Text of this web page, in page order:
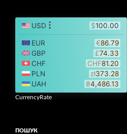
CurrencyRate
ПОШУК